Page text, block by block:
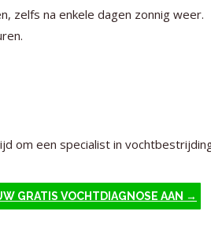
zelfs na enkele dagen zonnig weer.
om een specialist in
GRATIS VOCHTDIAGNOSE AAN →